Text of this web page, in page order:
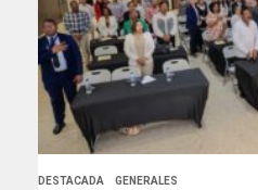
DESTACADA GENERALES